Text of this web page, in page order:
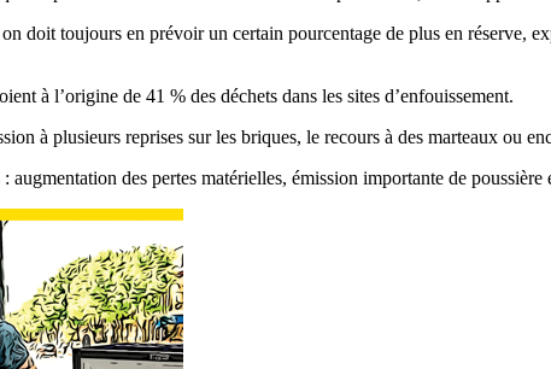
doit toujours en prévoir un certain pourcentage de plus en réserve,
à l’origine de 41 % des déchets dans les sites d’enfouissement.
à plusieurs reprises sur les briques, le recours à des marteaux ou
des pertes matérielles, émission importante de